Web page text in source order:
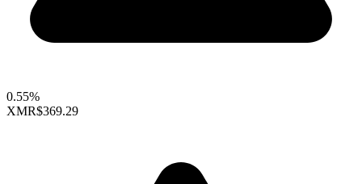
0.55%
XMR$369.29